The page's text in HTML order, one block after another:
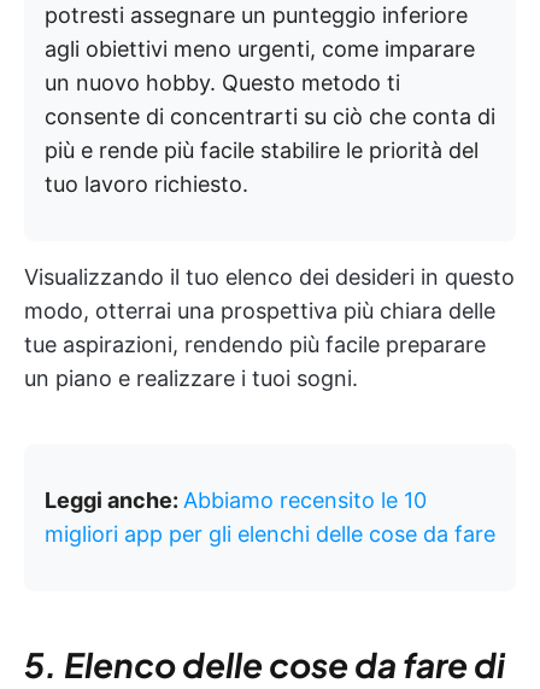
potresti assegnare un punteggio inferiore
agli obiettivi meno urgenti, come imparare
un nuovo hobby. Questo metodo ti
consente di concentrarti su ciò che conta di
più e rende più facile stabilire le priorità del
tuo lavoro richiesto.
Visualizzando il tuo elenco dei desideri in questo
modo, otterrai una prospettiva più chiara delle
tue aspirazioni, rendendo più facile preparare
un piano e realizzare i tuoi sogni.
Leggi anche: Abbiamo recensito le 10
migliori app per gli elenchi delle cose da fare
5. Elenco delle cose da fare di